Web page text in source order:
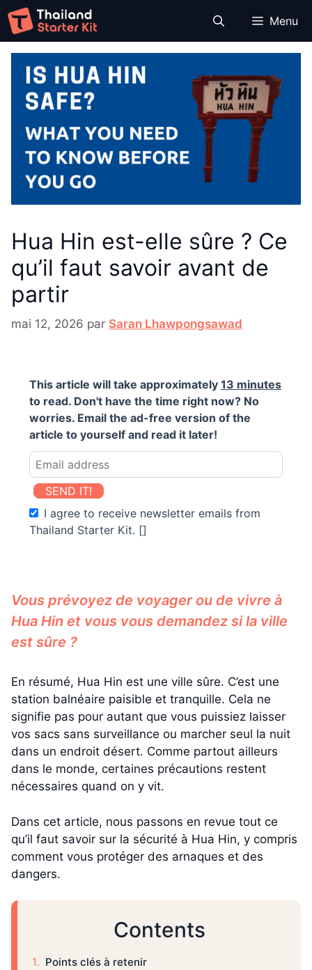
Aller
au
contenu
Menu
Hua Hin est-elle sûre ? Ce
qu’il faut savoir avant de
partir
mai 12, 2026 par Saran Lhawpongsawad
This article will take approximately 13 minutes
to read. Don't have the time right now? No
worries. Email the ad-free version of the
article to yourself and read it later!
SEND IT!
I agree to receive newsletter emails from
Thailand Starter Kit. []
Vous prévoyez de voyager ou de vivre à
Hua Hin et vous vous demandez si la ville
est sûre ?
En résumé, Hua Hin est une ville sûre. C’est une
station balnéaire paisible et tranquille. Cela ne
signifie pas pour autant que vous puissiez laisser
vos sacs sans surveillance ou marcher seul la nuit
dans un endroit désert. Comme partout ailleurs
dans le monde, certaines précautions restent
nécessaires quand on y vit.
Dans cet article, nous passons en revue tout ce
qu’il faut savoir sur la sécurité à Hua Hin, y compris
comment vous protéger des arnaques et des
dangers.
Contents
Points clés à retenir